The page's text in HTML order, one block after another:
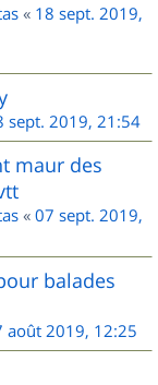
« 18 sept. 2019,
sept. 2019, 21:54
maur des
« 07 sept. 2019,
balades
août 2019, 12:25